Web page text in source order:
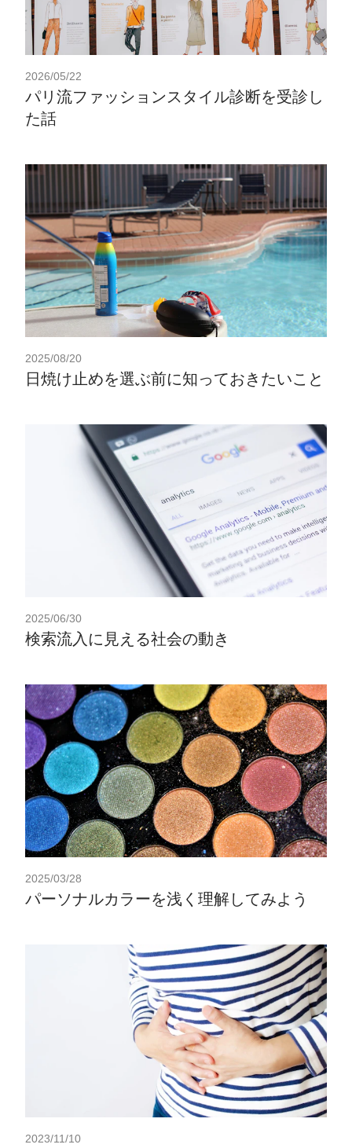
2026/05/22
パリ流ファッションスタイル診断を受診し
た話
2025/08/20
日焼け止めを選ぶ前に知っておきたいこと
2025/06/30
検索流入に見える社会の動き
2025/03/28
パーソナルカラーを浅く理解してみよう
2023/11/10